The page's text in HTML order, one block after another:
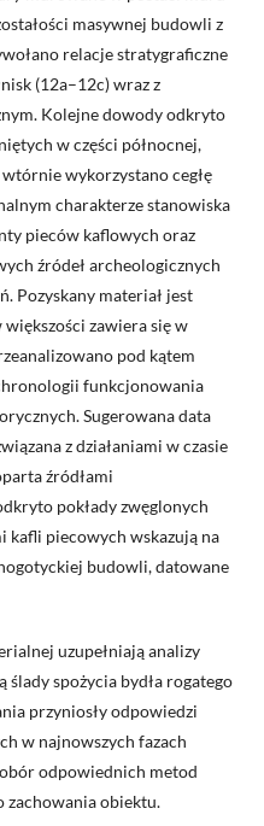
masywnej budowli z
relacje stratygraficzne
(12a–12c) wraz z
Kolejne dowody odkryto
w części północnej,
wykorzystano cegłę
charakterze stanowiska
pieców kaflowych oraz
źródeł archeologicznych
Pozyskany materiał jest
zawiera się w
pod kątem
funkcjonowania
Sugerowana data
z działaniami w czasie
źródłami
pokłady zwęglonych
kafli piecowych wskazują na
budowli, datowane
uzupełniają analizy
spożycia bydła rogatego
przyniosły odpowiedzi
w najnowszych fazach
odpowiednich metod
zachowania obiektu.